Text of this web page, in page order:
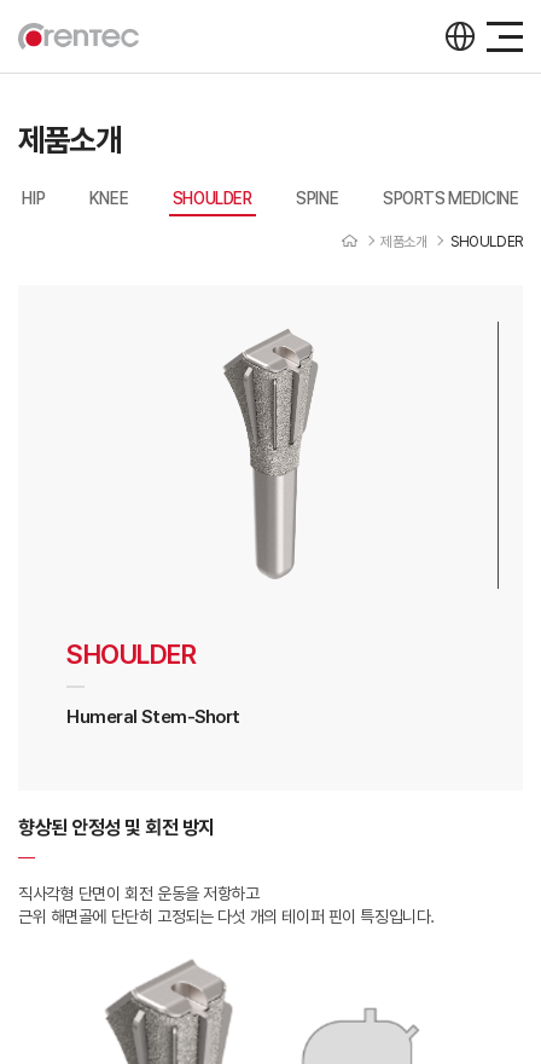
제품소개
HIP KNEE SHOULDER SPINE SPORTS MEDICINE
제품소개 SHOULDER
SHOULDER
Humeral Stem-Short
향상된 안정성 및 회전 방지
직사각형 단면이 회전 운동을 저항하고
근위 해면골에 단단히 고정되는 다섯 개의 테이퍼 핀이 특징입니다.